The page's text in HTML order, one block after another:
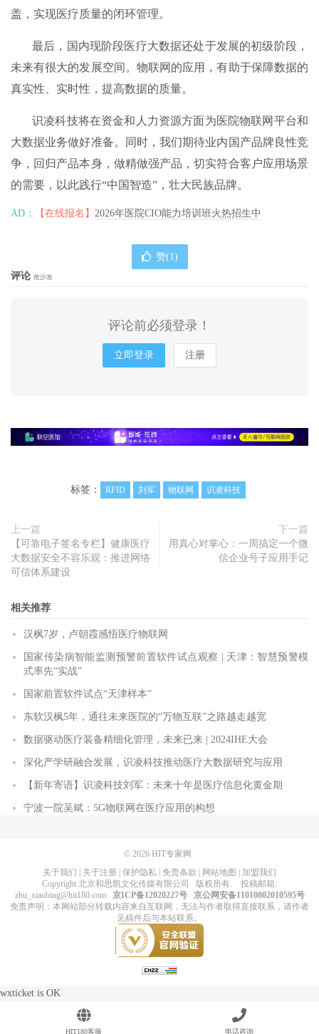
盖，实现医疗质量的闭环管理。
最后，国内现阶段医疗大数据还处于发展的初级阶段，
未来有很大的发展空间。物联网的应用，有助于保障数据的
真实性、实时性，提高数据的质量。
识凌科技将在资金和人力资源方面为医院物联网平台和
大数据业务做好准备。同时，我们期待业内国产品牌良性竞
争，回归产品本身，做精做强产品，切实符合客户应用场景
的需要，以此践行“中国智造”，壮大民族品牌。
AD： 【在线报名】 2026年医院CIO能力培训班火热招生中
赞(1)
评论 抢沙发
评论前必须登录！
立即登录 注册
标签： RFID 刘军 物联网 识凌科技
上一篇
【可靠电子签名专栏】健康医疗
大数据安全不容乐观：推进网络
可信体系建设
下一篇
用真心对掌心：一周搞定一个微
信企业号子应用手记
相关推荐
汉枫7岁，卢朝霞感悟医疗物联网
国家传染病智能监测预警前置软件试点观察 | 天津：智慧预警模
式率先“实战”
国家前置软件试点“天津样本”
东软汉枫5年，通往未来医院的“万物互联”之路越走越宽
数据驱动医疗装备精细化管理，未来已来 | 2024IHE大会
深化产学研融合发展，识凌科技推动医疗大数据研究与应用
【新年寄语】识凌科技刘军：未来十年是医疗信息化黄金期
宁波一院吴斌：5G物联网在医疗应用的构想
© 2026 HIT专家网
关于我们 | 关于注册 | 保护隐私 | 免责条款 | 网站地图 | 加盟我们
Copyright 北京和思凯文化传媒有限公司 版权所有 . 投稿邮箱:
zhu_xiaobing@hit180.com
京ICP备12020227号
京公网安备11010802010595号
免责声明：本网站部分转载内容来自互联网，无法与作者取得直接联系，请作者
见稿件后与本站联系。
HIT180客服 电话咨询
wxticket is OK